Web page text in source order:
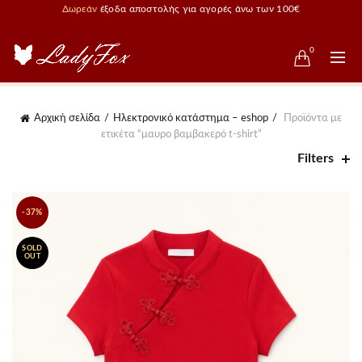
Δωρεάν έξοδα αποστολής για αγορές άνω των 100€
0
Αρχική σελίδα Ηλεκτρονικό κατάστημα – eshop
Προϊόντα με
ετικέτα “μαυρο βαμβακερό t-shirt”
Filters
-37%
SOLD
OUT